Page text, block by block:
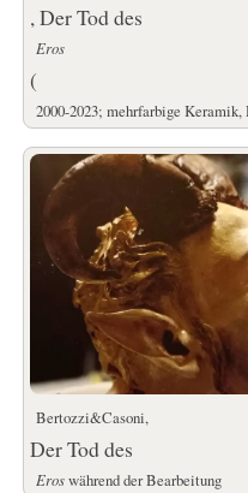
, Der Tod des
Eros
(
2000-2023; mehrfarbige
Bertozzi&Casoni,
Der Tod des
Eroswährend der Bearbeitung